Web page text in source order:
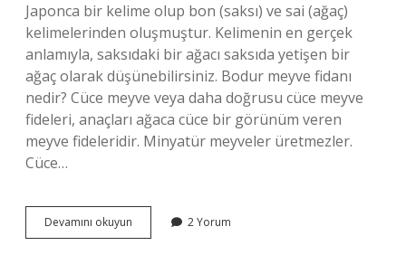
Japonca bir kelime olup bon (saksı) ve sai (ağaç)
kelimelerinden oluşmuştur. Kelimenin en gerçek
anlamıyla, saksıdaki bir ağacı saksıda yetişen bir
ağaç olarak düşünebilirsiniz. Bodur meyve fidanı
nedir? Cüce meyve veya daha doğrusu cüce meyve
fideleri, anaçları ağaca cüce bir görünüm veren
meyve fideleridir. Minyatür meyveler üretmezler.
Cüce…
Devamını okuyun
Ağaç
2 Yorum